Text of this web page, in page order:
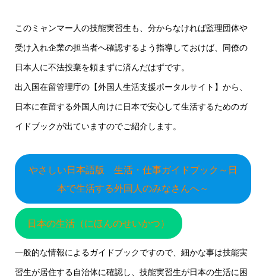
このミャンマー人の技能実習生も、分からなければ監理団体や
受け入れ企業の担当者へ確認するよう指導しておけば、同僚の
日本人に不法投棄を頼まずに済んだはずです。
出入国在留管理庁の【外国人生活支援ポータルサイト】から、
日本に在留する外国人向けに日本で安心して生活するためのガ
イドブックが出ていますのでご紹介します。
やさしい日本語版 生活・仕事ガイドブック～日
本で生活する外国人のみなさんへ～
日本の生活（にほんのせいかつ）
一般的な情報によるガイドブックですので、細かな事は技能実
習生が居住する自治体に確認し、技能実習生が日本の生活に困